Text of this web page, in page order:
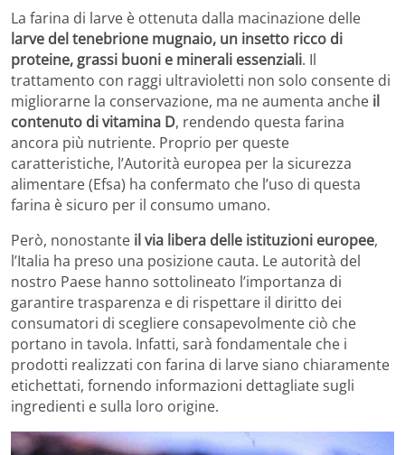
La farina di larve è ottenuta dalla macinazione delle
larve del tenebrione mugnaio, un insetto ricco di
proteine, grassi buoni e minerali essenziali. Il
trattamento con raggi ultravioletti non solo consente di
migliorarne la conservazione, ma ne aumenta anche il
contenuto di vitamina D, rendendo questa farina
ancora più nutriente. Proprio per queste
caratteristiche, l’Autorità europea per la sicurezza
alimentare (Efsa) ha confermato che l’uso di questa
farina è sicuro per il consumo umano.
Però, nonostante il via libera delle istituzioni europee,
l’Italia ha preso una posizione cauta. Le autorità del
nostro Paese hanno sottolineato l’importanza di
garantire trasparenza e di rispettare il diritto dei
consumatori di scegliere consapevolmente ciò che
portano in tavola. Infatti, sarà fondamentale che i
prodotti realizzati con farina di larve siano chiaramente
etichettati, fornendo informazioni dettagliate sugli
ingredienti e sulla loro origine.